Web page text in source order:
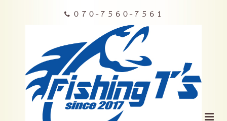
０７０-７５６０-７５６１